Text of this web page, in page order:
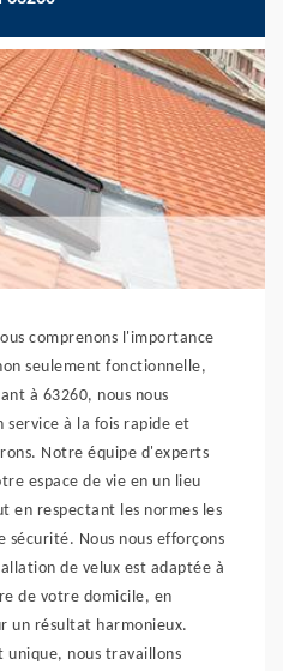
comprenons l'importance
seulement fonctionnelle,
à 63260, nous nous
service à la fois rapide et
Notre équipe d'experts
espace de vie en un lieu
en respectant les normes les
sécurité. Nous nous efforçons
de velux est adaptée à
de votre domicile, en
un résultat harmonieux.
unique, nous travaillons